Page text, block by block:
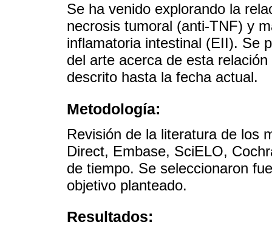
Se ha venido explorando la
necrosis tumoral (anti-TNF) y
inflamatoria intestinal (EII). Se
del arte acerca de esta
descrito hasta la fecha actual.
Metodología:
Revisión de la literatura de los
Direct, Embase, SciELO,
de tiempo. Se seleccionaron
objetivo planteado.
Resultados: